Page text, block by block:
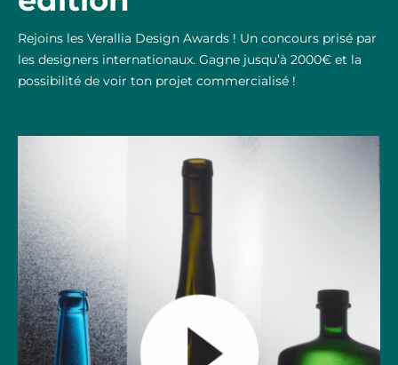
Rejoins les Verallia Design Awards ! Un concours prisé par
les designers internationaux. Gagne jusqu’à 2000€ et la
possibilité de voir ton projet commercialisé !